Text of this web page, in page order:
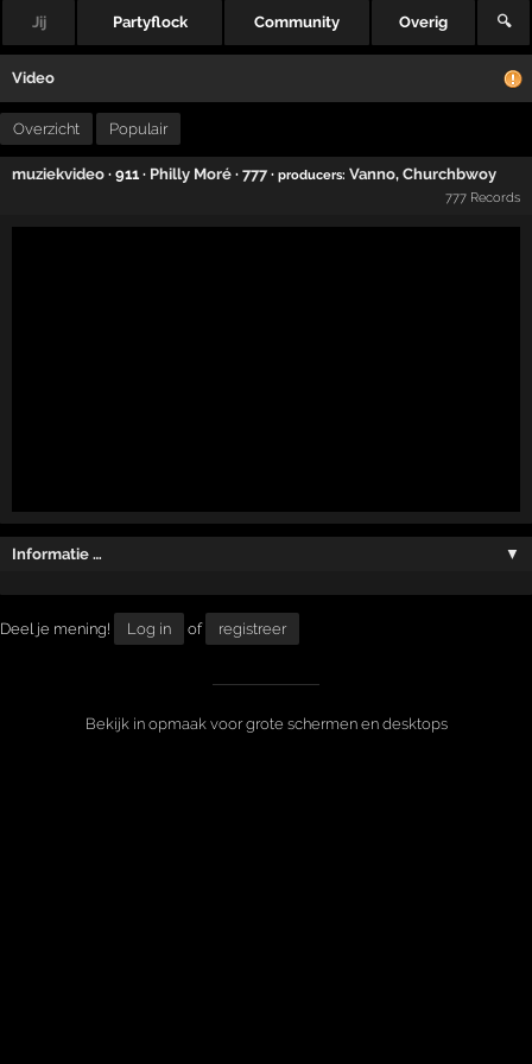
Jij Partyflock Community Overig 🔍
Video
Overzicht Populair
muziekvideo · 911 · Philly Moré ·777 ·producers: Vanno,Churchbwoy
777 Records
Informatie … ▼
Deel je mening! Log in of registreer
Bekijk in opmaak voor grote schermen en desktops